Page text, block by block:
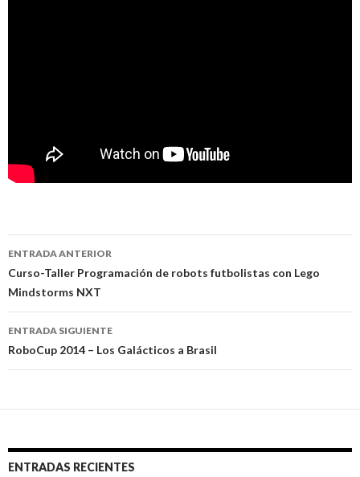
Navegación
de
entradas
ENTRADA ANTERIOR
Curso-Taller Programación de robots futbolistas con Lego
Mindstorms NXT
ENTRADA SIGUIENTE
RoboCup 2014 – Los Galácticos a Brasil
ENTRADAS RECIENTES